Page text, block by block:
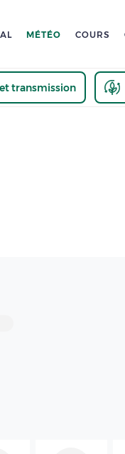
MÉTÉO COURS
transmission